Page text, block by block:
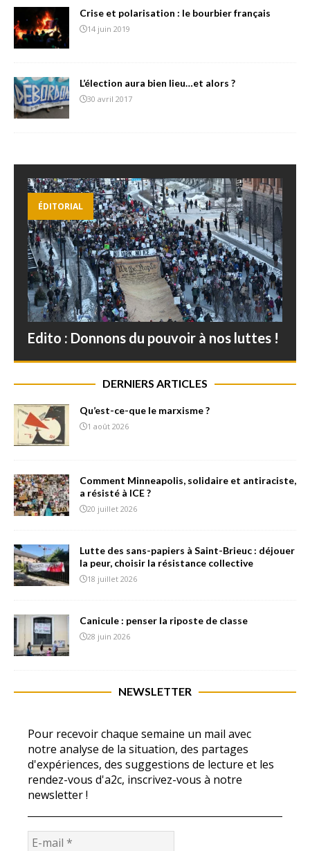
Crise et polarisation : le bourbier français
14 juin 2019
L’élection aura bien lieu…et alors ?
30 avril 2017
ÉDITORIAL
Edito : Donnons du pouvoir à nos luttes !
DERNIERS ARTICLES
Qu’est-ce-que le marxisme ?
1 août 2026
Comment Minneapolis, solidaire et antiraciste,
a résisté à ICE ?
20 juillet 2026
Lutte des sans-papiers à Saint-Brieuc : déjouer
la peur, choisir la résistance collective
18 juillet 2026
Canicule : penser la riposte de classe
28 juin 2026
NEWSLETTER
Pour recevoir chaque semaine un mail avec
notre analyse de la situation, des partages
d'expériences, des suggestions de lecture et les
rendez-vous d'a2c, inscrivez-vous à notre
newsletter !